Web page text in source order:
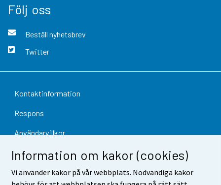
Information om kakor (cookies)
Vi använder kakor på vår webbplats. Nödvändiga kakor
Följ oss
Beställ nyhetsbrev
Twitter
Kontaktinformation
Respons
Användarvillkor
Dataskydd
Tillgänglighet